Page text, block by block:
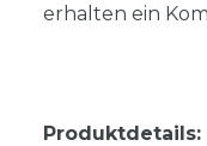
erhalten ein
Produktdetails: